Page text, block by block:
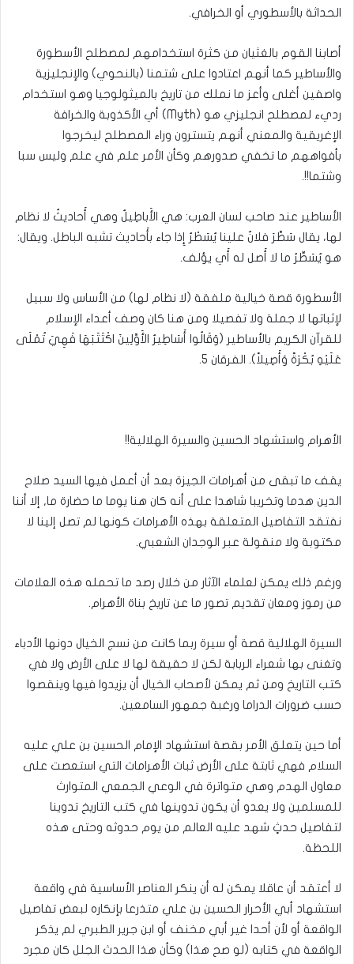
الحداثة بالأسطوري أو الخرافي.
أصابنا القوم بالغثيان من كثرة استخدامهم لمصطلح الأسطورة
والأساطير كما أنهم اعتادوا على شتمنا (بالنحوي) والإنجليزية
واصفين أغلى وأعز ما نملك من تاريخ بالميثولوجيا وهو استخدام
رديء لمصطلح انجليزي هو (Myth) أي الأكذوبة والخرافة
الإغريقية والمعني أنهم يتسترون وراء المصطلح ليخرجوا
بأفواههم ما تخفي صدورهم وكأن الأمر علم في علم وليس سبا
وشتما!!.
الأساطير عند صاحب لسان العرب: هي الأَباطِيلُ وهي أَحاديثُ لا نظام
لها، يقال سَطَّرَ فلانٌ علينا يُسَطْرُ إِذا جاء بأَحاديث تشبه الباطل. ويقال:
هو يُسَطِّرُ ما لا أَصل له أَي يؤلف.
الأسطورة قصة خيالية ملفقة (لا نظام لها) من الأساس ولا سبيل
لإثباتها لا جملة ولا تفصيلا ومن هنا كان وصف أعداء الإسلام
للقرآن الكريم بالأساطير (وَقَالُوا أَسَاطِيرُ الأَوَّلِينَ اكْتَتَبَهَا فَهِيَ تُمْلَى
عَلَيْهِ بُكْرَةً وَأَصِيلاً). الفرقان 5.
الأهرام واستشهاد الحسين والسيرة الهلالية!!
يقف ما تبقى من أهرامات الجيزة بعد أن أعمل فيها السيد صلاح
الدين هدما وتخريبا شاهدا على أنه كان هنا يوما ما حضارة ما, إلا أننا
نفتقد التفاصيل المتعلقة بهذه الأهرامات كونها لم تصل إلينا لا
مكتوبة ولا منقولة عبر الوجدان الشعبي.
ورغم ذلك يمكن لعلماء الآثار من خلال رصد ما تحمله هذه العلامات
من رموز ومعان تقديم تصور ما عن تاريخ بناة الأهرام.
السيرة الهلالية قصة أو سيرة ربما كانت من نسج الخيال دونها الأدباء
وتغنى بها شعراء الربابة لكن لا حقيقة لها لا على الأرض ولا في
كتب التاريخ ومن ثم يمكن لأصحاب الخيال أن يزيدوا فيها وينقصوا
حسب ضرورات الدراما ورغبة جمهور السامعين.
أما حين يتعلق الأمر بقصة استشهاد الإمام الحسين بن علي عليه
السلام فهي ثابتة على الأرض ثبات الأهرامات التي استعصت على
معاول الهدم وهي متواترة في الوعي الجمعي المتوارث
للمسلمين ولا يعدو أن يكون تدوينها في كتب التاريخ تدوينا
لتفاصيل حدثٍ شهد عليه العالم من يوم حدوثه وحتى هذه
اللحظة.
لا أعتقد أن عاقلا يمكن له أن ينكر العناصر الأساسية في واقعة
استشهاد أبي الأحرار الحسين بن علي متذرعا بإنكاره لبعض تفاصيل
الواقعة أو لأن أحدا غير أبي مخنف أو ابن جرير الطبري لم يذكر
الواقعة في كتابه (لو صح هذا) وكأن هذا الحدث الجلل كان مجرد